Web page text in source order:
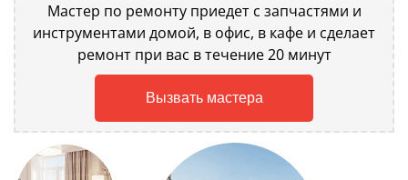
Мастер по ремонту приедет с запчастями и
инструментами домой, в офис, в кафе и сделает
ремонт при вас в течение 20 минут
Вызвать мастера